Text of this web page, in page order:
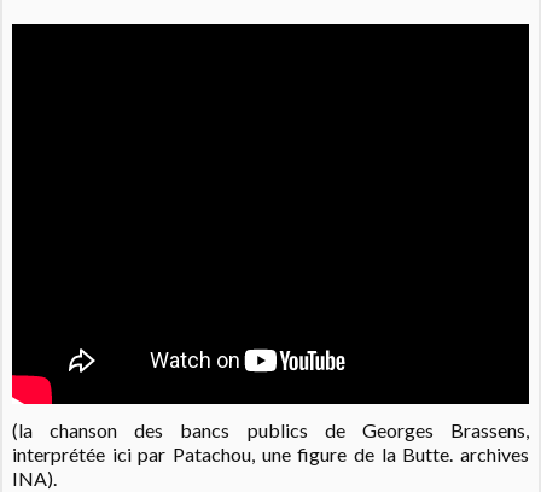
(la chanson des bancs publics de Georges Brassens,
interprétée ici par Patachou, une figure de la Butte. archives
INA).